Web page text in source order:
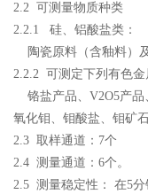
2.2 可测量物质种类
2.2.1 硅、铝酸盐类：
陶瓷原料（含釉料）
2.2.2 可测定下列有色
铬盐产品、V2O5产品
氧化钼、钼酸盐、钼矿
2.3 取样通道：7个
2.4 测量通道：6个。
2.5 测量稳定性： 在5